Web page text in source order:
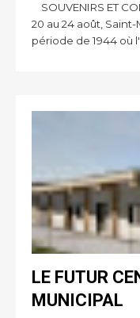
SOUVENIRS ET
20 au 24 août,
période de 1944 où
LE FUTUR
MUNICIPAL